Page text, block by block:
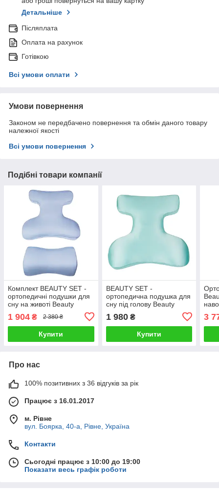
Детальніше
Післяплата
Оплата на рахунок
Готівкою
Всі умови оплати
Умови повернення
Законом не передбачено повернення та обмін даного товару
належної якості
Всі умови повернення
Подібні товари компанії
Комплект BEAUTY SET -
ортопедичні подушки для
сну на животі Beauty
Balance® (Face Pillow №1
& Roller Pillow №2) тенсел
блакитний
1 904 ₴ 2 380 ₴
Купити
BEAUTY SET -
ортопедична подушка для
сну під голову Beauty
PILLOW №1) м'ята
1 980₴
Купити
3
Про нас
100% позитивних з 36 відгуків за рік
Працює з 16.01.2017
м. Рівне
вул. Боярка, 40-а, Рівне, Україна
Контакти
Сьогодні працює з 10:00 до 19:00
Показати весь графік роботи